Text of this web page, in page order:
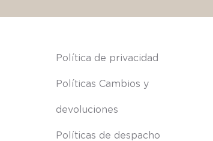
Política de privacidad
Políticas Cambios y
devoluciones
Políticas de despacho